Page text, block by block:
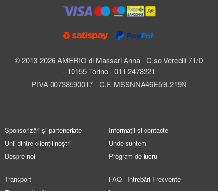
© 2013-2026 AMERIO di Massari Anna - C.so Vercelli 71/D
- 10155 Torino - 011 2478221
P.IVA 00738590017 - C.F. MSSNNA46E59L219N
Sponsorizări și parteneriate
Unii dintre clienții noștri
Despre noi
Informații și contacte
Unde suntem
Program de lucru
Transport
FAQ - Întrebări Frecvente